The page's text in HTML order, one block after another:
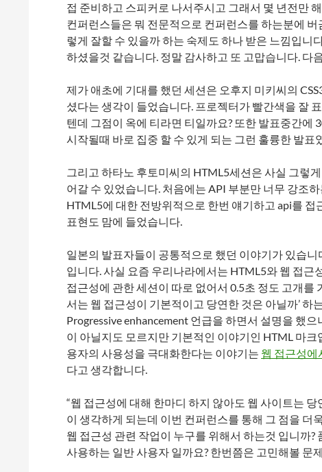
접 준비하고 스피커로 나서주시고 그래서 몇 년전만
컨퍼런스들은 뭐 전문적으로 컨퍼런스를 하는분에
렇게 잘할 수 있을까 하는 숙제도 하나 받은 느낌입니
하셨을것 같습니다. 정말 감사하고 또 고맙습니다. 다
제가 애초에 기대를 했던 세션은 오후지 미키씨의
셨다는 생각이 들었습니다. 프로젝터가 빨간색을 잘
텐데 그점이 옥에 티라면 티일까요? 또한 발표중간에
시작될때 바로 집중 할 수 있게 되는 그런 훌륭한 발표
그리고 하타노 후토미씨의 HTML5세션은 사실 그렇
어갈 수 있었습니다. 처음에는 API 부분만 너무 강조
HTML5에 대한 전방위적으로 한번 얘기하고 api를
표현도 맘에 들었습니다.
일본의 발표자들이 공통적으로 했던 이야기가 있습니
입니다. 사실 요즘 우리나라에서는 HTML5와 웹 접근
접근성에 관한 세션이 따로 없어서 0.5초 정도 고개를
서는 웹 접근성이 기본적이고 당연한 것은 아닐까’ 하
Progressive enhancement 언급을 하면서 설명을 했
이 아닐지도 모르지만 기본적인 이야기인 HTML 마
용자의 사용성을 극대화한다는 이야기는 웹 접근성에
다고 생각합니다.
“웹 접근성에 대해 한마디 하지 않아도 웹 사이트는
이 생각하게 되는데 이번 컨퍼런스를 통해 그 점을 더
웹 접근성 관련 작업이 누구를 위해서 하는것 입니까
사용하는 일반 사용자 일까요? 한번쯤은 고민해볼 문